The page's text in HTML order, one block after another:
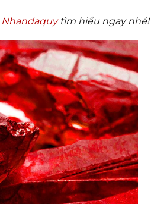
Nhandaquytìm hiểu ngay nhé!